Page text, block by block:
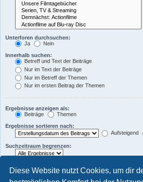
Diese Website nutzt Cookies, um dir
Unterforen durchsuchen:
Ja
Nein
Innerhalb suchen:
Betreff und Text der Beiträge
Nur im Text der Beiträge
Nur im Betreff der Themen
Nur im ersten Beitrag der Themen
Ergebnisse anzeigen als:
Beiträge
Themen
Ergebnisse sortieren nach:
Aufsteigend
Suchzeitraum begrenzen:
Zeichen der Beiträge anzeigen